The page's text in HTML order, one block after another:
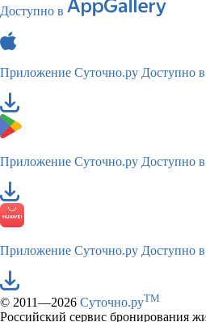
Доступно в
Приложение Суточно.ру Доступно
Приложение Суточно.ру Доступно
Приложение Суточно.ру Доступно
© 2011—2026 Суточно.руTM
Российский сервис бронирования